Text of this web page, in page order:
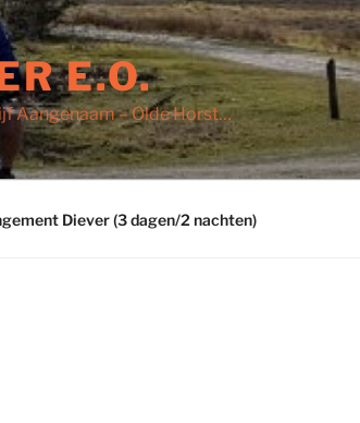
E.O.
Aangenaam – Olde Horst…
Diever (3 dagen/2 nachten)